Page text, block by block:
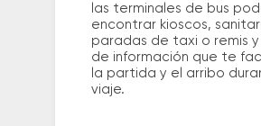
las terminales de bus
encontrar kioscos,
paradas de taxi o remis
de información que te
la partida y el arribo
viaje.